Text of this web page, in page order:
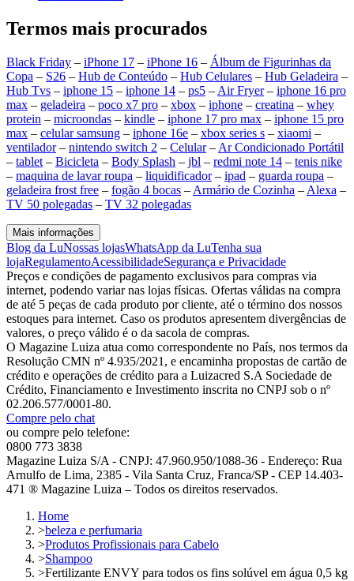
Termos mais procurados
Black Friday – iPhone 17 – iPhone 16 – Álbum de Figurinhas da
Copa – S26 – Hub de Conteúdo – Hub Celulares – Hub Geladeira –
Hub Tvs – iphone 15 – iphone 14 – ps5 – Air Fryer– iphone 16 pro
max – geladeira – poco x7 pro – xbox – iphone – creatina – whey
protein – microondas – kindle – iphone 17 pro max – iphone 15 pro
max – celular samsung – iphone 16e – xbox series s – xiaomi –
ventilador– nintendo switch 2 – Celular– Ar Condicionado Portátil
– tablet – Bicicleta – Body Splash – jbl – redmi note 14 – tenis nike
– maquina de lavar roupa – liquidificador– ipad – guarda roupa –
geladeira frost free – fogão 4 bocas – Armário de Cozinha – Alexa –
TV 50 polegadas – TV 32 polegadas
Mais informações
Blog da LuNossas lojasWhatsApp da LuTenha sua
lojaRegulamentoAcessibilidadeSegurança e Privacidade
Preços e condições de pagamento exclusivos para compras via
internet, podendo variar nas lojas físicas. Ofertas válidas na compra
de até 5 peças de cada produto por cliente, até o término dos nossos
estoques para internet. Caso os produtos apresentem divergências de
valores, o preço válido é o da sacola de compras.
O Magazine Luiza atua como correspondente no País, nos termos da
Resolução CMN nº 4.935/2021, e encaminha propostas de cartão de
crédito e operações de crédito para a Luizacred S.A Sociedade de
Crédito, Financiamento e Investimento inscrita no CNPJ sob o nº
02.206.577/0001-80.
Compre pelo chat
ou compre pelo telefone:
0800 773 3838
Magazine Luiza S/A - CNPJ: 47.960.950/1088-36 - Endereço: Rua
Arnulfo de Lima, 2385 - Vila Santa Cruz, Franca/SP - CEP 14.403-
471 ® Magazine Luiza – Todos os direitos reservados.
Home
>beleza e perfumaria
>Produtos Profissionais para Cabelo
>Shampoo
>Fertilizante ENVY para todos os fins solúvel em água 0,5 kg